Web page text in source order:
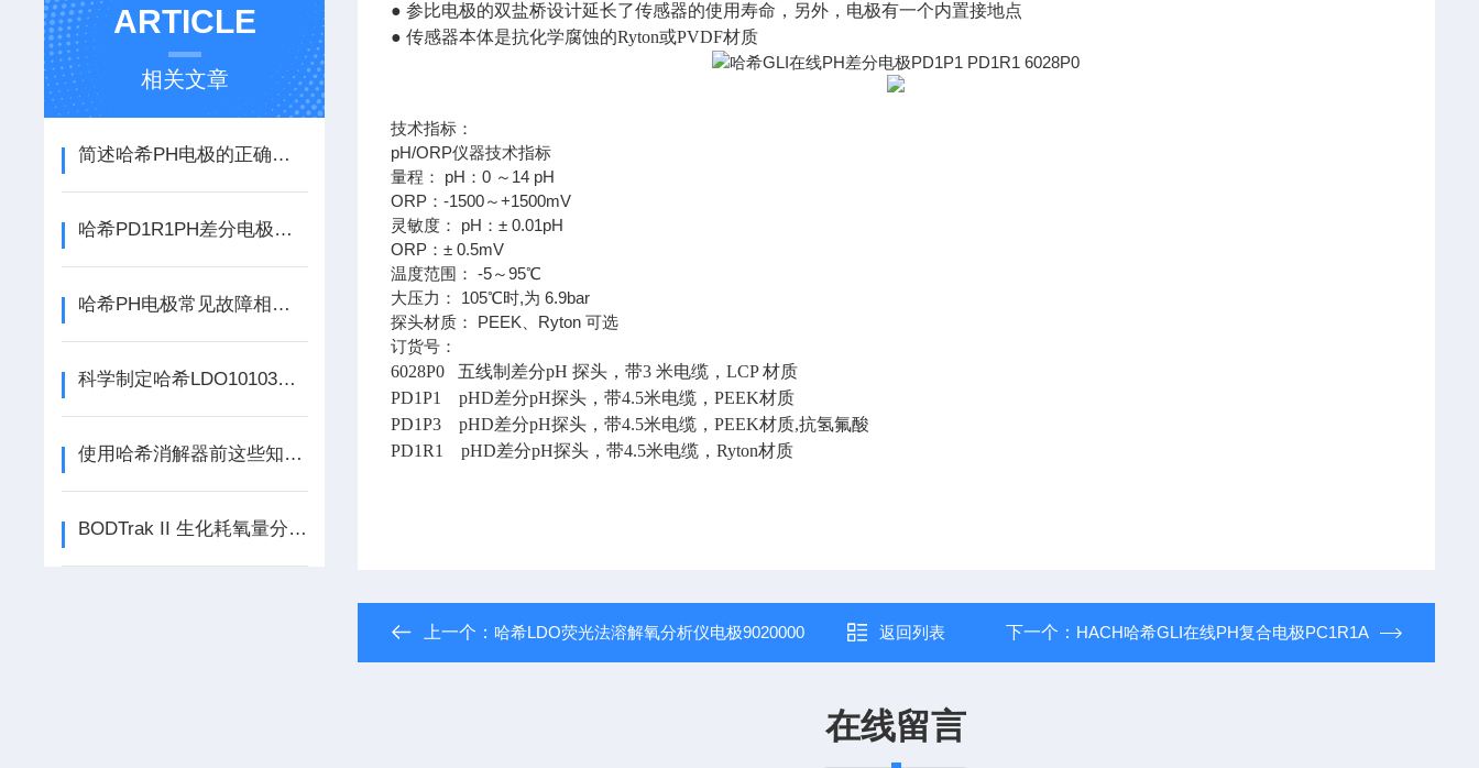
ARTICLE
相关文章
简述哈希PH电极的正确维护指南
哈希PD1R1PH差分电极在使用过程中的常见问题相应解决方法
哈希PH电极常见故障相应的解决方法分享
科学制定哈希LDO10103溶氧电极维护策略的重要性分享
使用哈希消解器前这些知识您了解了吗？
BODTrak II 生化耗氧量分析仪（BOD测定仪）仪器特点及优势
● 参比电极的双盐桥设计延长了传感器的使用寿命，另外，电极有一个内置接地点
● 传感器本体是抗化学腐蚀的Ryton或PVDF材质
技术指标：
pH/ORP仪器技术指标
量程： pH：0 ～14 pH
ORP：-1500～+1500mV
灵敏度： pH：± 0.01pH
ORP：± 0.5mV
温度范围： -5～95℃
大压力： 105℃时,为 6.9bar
探头材质： PEEK、Ryton 可选
订货号：
6028P0 五线制差分pH 探头，带3 米电缆，LCP 材质
PD1P1 pHD差分pH探头，带4.5米电缆，PEEK材质
PD1P3 pHD差分pH探头，带4.5米电缆，PEEK材质,抗氢氟酸
PD1R1 pHD差分pH探头，带4.5米电缆，Ryton材质
上一个： 哈希LDO荧光法溶解氧分析仪电极9020000 返回列表 下一个： HACH哈希GLI在线PH复合电极PC1R1A
在线留言